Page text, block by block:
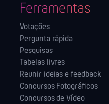
Ferramentas
Votações
Pergunta rápida
Pesquisas
Tabelas livres
Reunir ideias e feedback
Concursos Fotográficos
Concursos de Vídeo